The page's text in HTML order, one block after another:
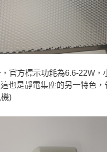
官方標示功耗為6.6-22W，
也是靜電集塵的另一特色，
)